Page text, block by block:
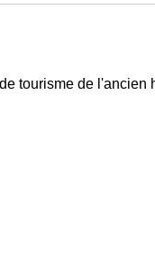
tourisme de